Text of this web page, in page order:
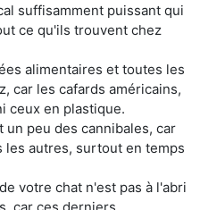
suffisamment puissant qui
ce qu'ils trouvent chez
alimentaires et toutes les
car les cafards américains,
ceux en plastique.
un peu des cannibales, car
les autres, surtout en temps
votre chat n'est pas à l'abri